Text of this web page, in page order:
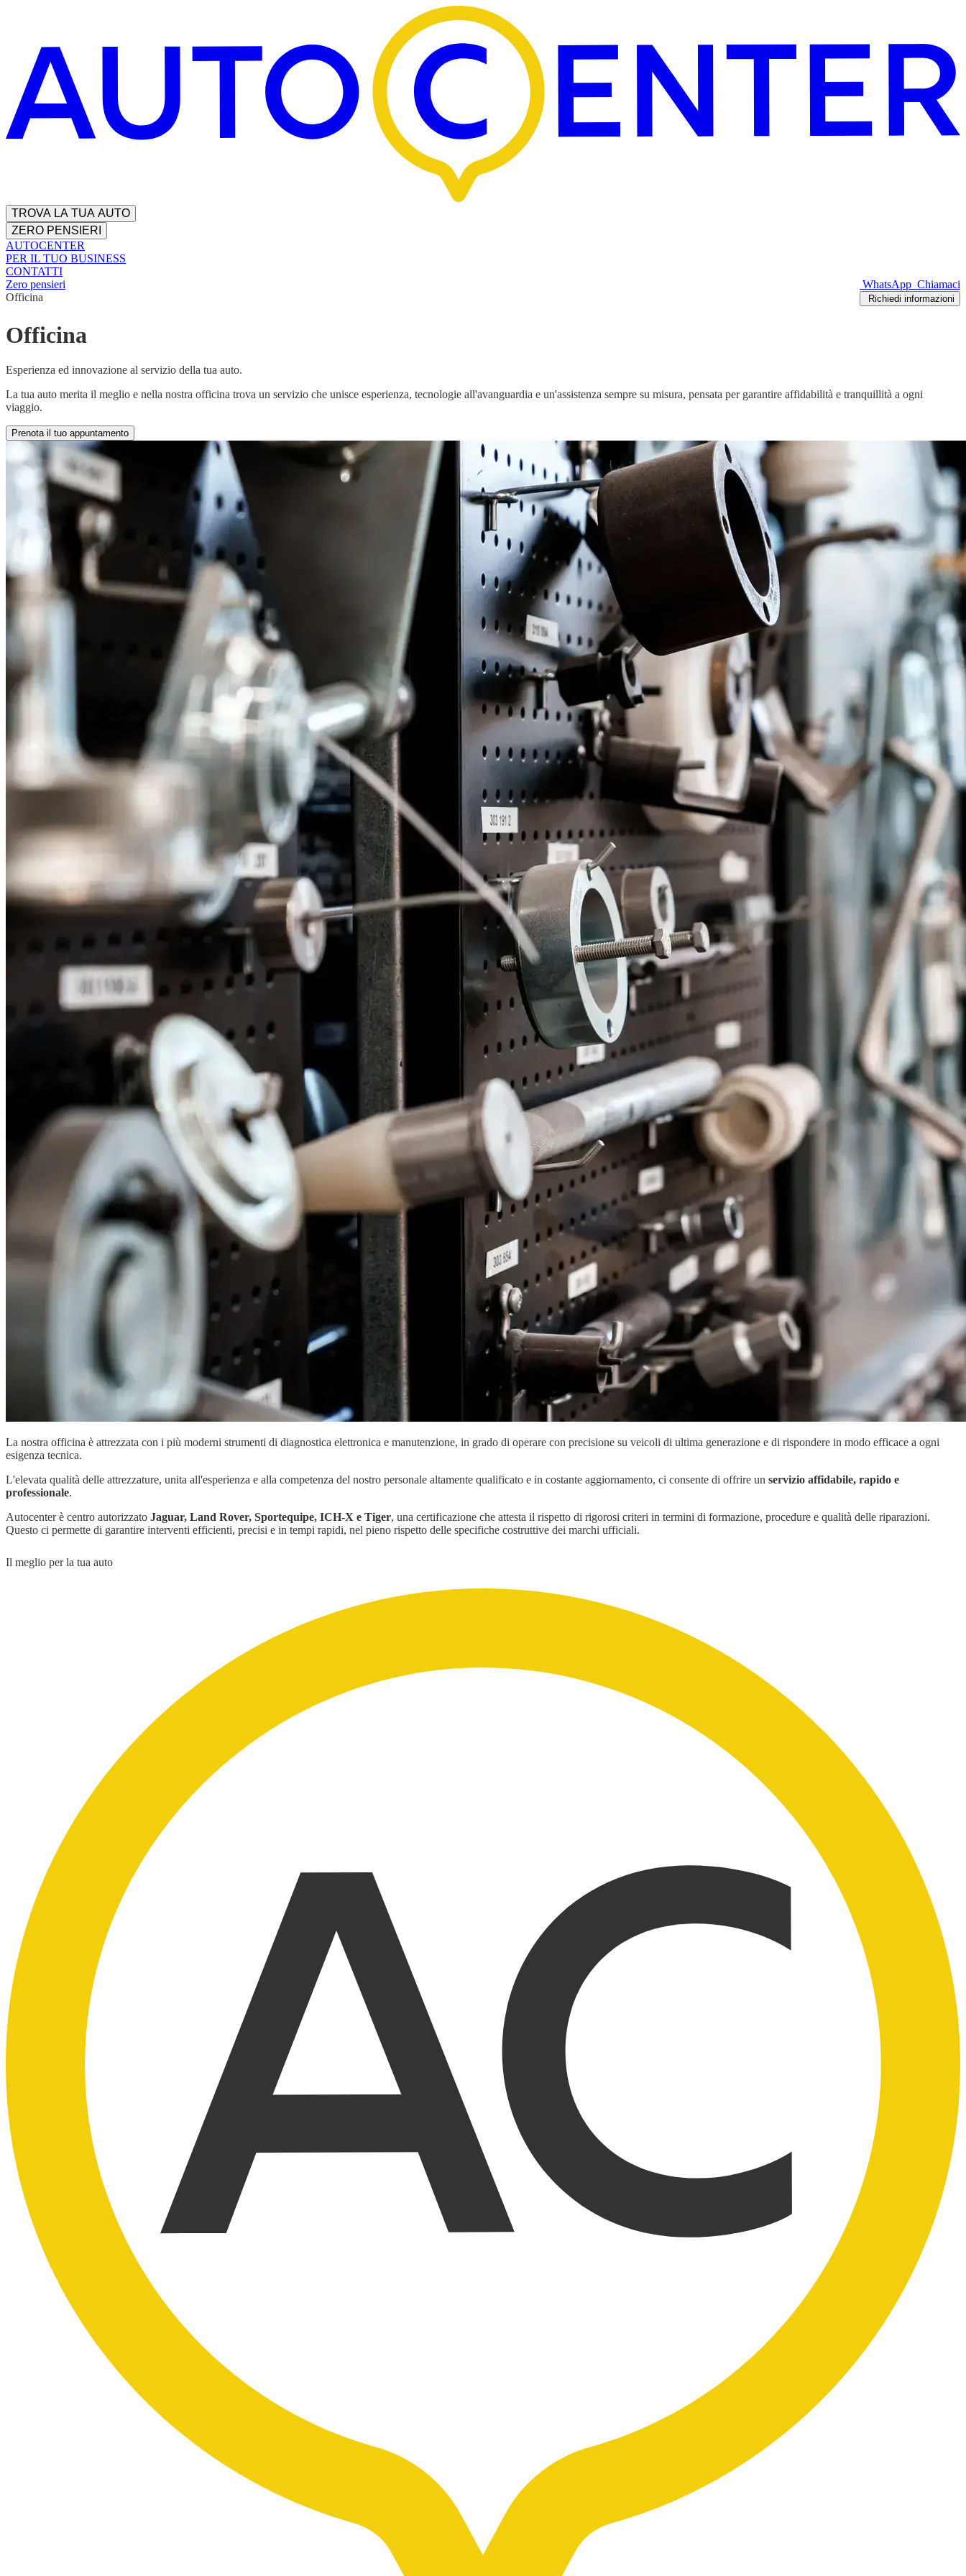
TROVA LA TUA AUTO
ZERO PENSIERI
AUTOCENTER
PER IL TUO BUSINESS
CONTATTI
Zero pensieri
Officina
WhatsApp Chiamaci
Richiedi informazioni
Officina
Esperienza ed innovazione al servizio della tua auto.
La tua auto merita il meglio e nella nostra officina trova un servizio che unisce esperienza, tecnologie all'avanguardia e un'assistenza sempre su misura, pensata per garantire affidabilità e tranquillità a ogni
viaggio.
Prenota il tuo appuntamento
La nostra officina è attrezzata con i più moderni strumenti di diagnostica elettronica e manutenzione, in grado di operare con precisione su veicoli di ultima generazione e di rispondere in modo efficace a ogni
esigenza tecnica.
L'elevata qualità delle attrezzature, unita all'esperienza e alla competenza del nostro personale altamente qualificato e in costante aggiornamento, ci consente di offrire un servizio affidabile, rapido e
professionale.
Autocenter è centro autorizzato Jaguar, Land Rover, Sportequipe, ICH-X e Tiger, una certificazione che attesta il rispetto di rigorosi criteri in termini di formazione, procedure e qualità delle riparazioni.
Questo ci permette di garantire interventi efficienti, precisi e in tempi rapidi, nel pieno rispetto delle specifiche costruttive dei marchi ufficiali.
Il meglio per la tua auto